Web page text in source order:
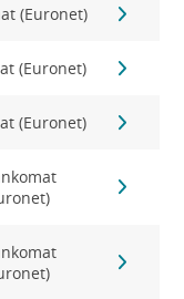
(Euronet)
(Euronet)
(Euronet)